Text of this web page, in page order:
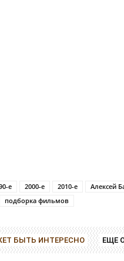
е 2000-е 2010-е Алексей
подборка фильмов
БЫТЬ ИНТЕРЕСНО ЕЩЕ